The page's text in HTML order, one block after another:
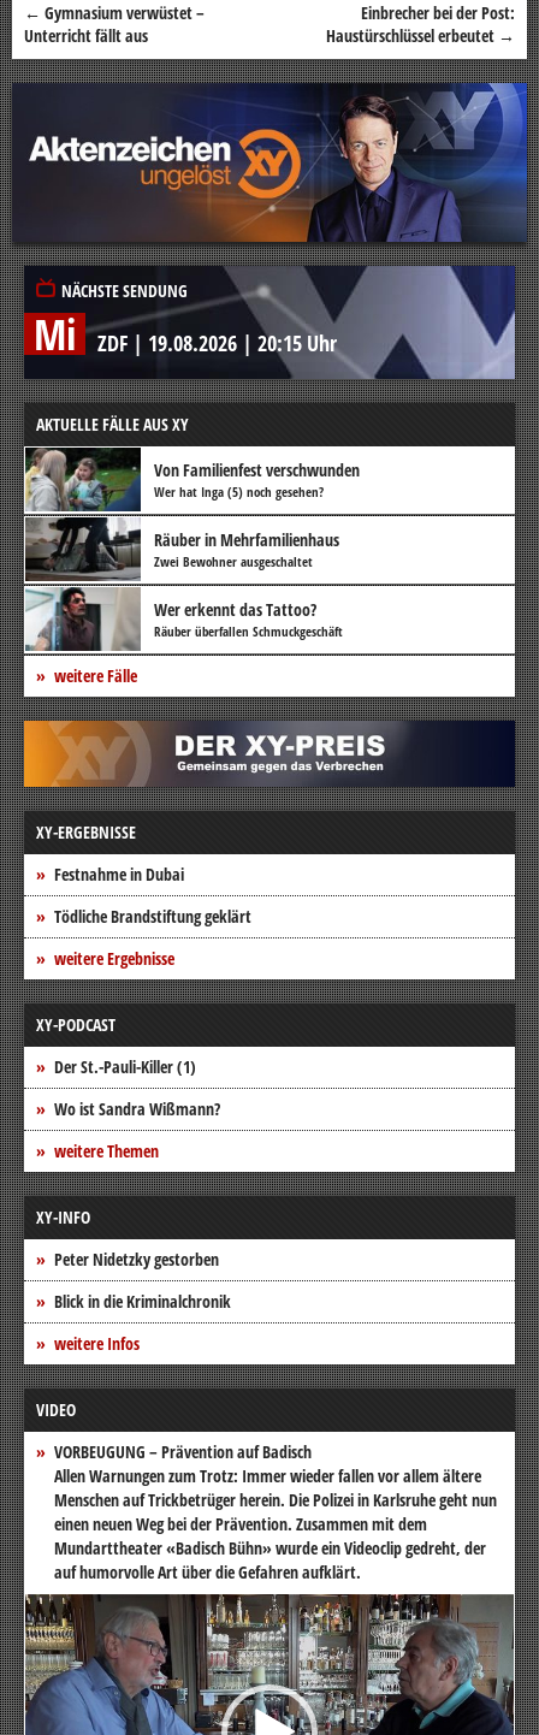
Beitragsnavigation
← Gymnasium verwüstet –
Unterricht fällt aus
Einbrecher bei der Post:
Haustürschlüssel erbeutet →
NÄCHSTE SENDUNG
Mi ZDF | 19.08.2026 | 20:15 Uhr
AKTUELLE FÄLLE AUS XY
Von Familienfest verschwunden
Wer hat Inga (5) noch gesehen?
Räuber in Mehrfamilienhaus
Zwei Bewohner ausgeschaltet
Wer erkennt das Tattoo?
Räuber überfallen Schmuckgeschäft
weitere Fälle
XY-ERGEBNISSE
Festnahme in Dubai
Tödliche Brandstiftung geklärt
weitere Ergebnisse
XY-PODCAST
Der St.-Pauli-Killer (1)
Wo ist Sandra Wißmann?
weitere Themen
XY-INFO
Peter Nidetzky gestorben
Blick in die Kriminalchronik
weitere Infos
VIDEO
VORBEUGUNG – Prävention auf Badisch
Allen Warnungen zum Trotz: Immer wieder fallen vor allem ältere
Menschen auf Trickbetrüger herein. Die Polizei in Karlsruhe geht nun
einen neuen Weg bei der Prävention. Zusammen mit dem
Mundarttheater «Badisch Bühn» wurde ein Videoclip gedreht, der
auf humorvolle Art über die Gefahren aufklärt.
Video-
Player